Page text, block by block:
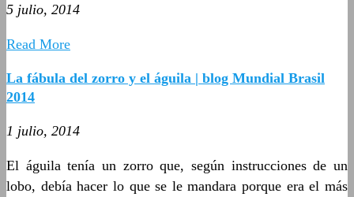
5 julio, 2014
Read More
La fábula del zorro y el águila | blog Mundial Brasil
2014
1 julio, 2014
El águila tenía un zorro que, según instrucciones de un
lobo, debía hacer lo que se le mandara porque era el más